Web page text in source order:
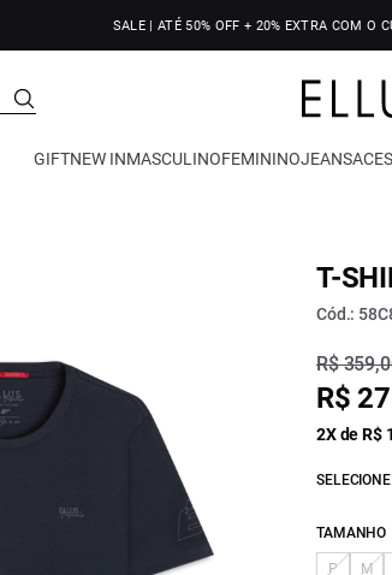
SALE | ATÉ 50% OFF + 20% EXTRA COM O
GIFTNEW INMASCULINOFEMININOJEANS
T-
Cód.:
R$
R$
2X de R$
TAMANHO
P M